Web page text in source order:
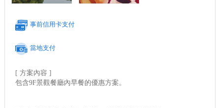
事前信用卡支付
當地支付
[ 方案內容 ]
包含9F景觀餐廳內早餐的優惠方案。